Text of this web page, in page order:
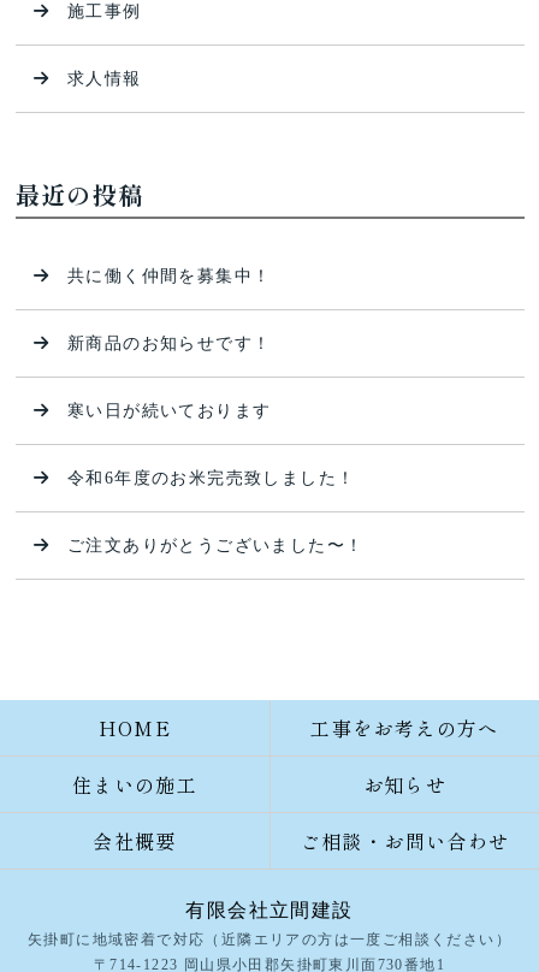
施工事例
求人情報
最近の投稿
共に働く仲間を募集中！
新商品のお知らせです！
寒い日が続いております
令和6年度のお米完売致しました！
ご注文ありがとうございました〜！
HOME
工事をお考えの方へ
住まいの施工
お知らせ
会社概要
ご相談・お問い合わせ
有限会社立間建設
矢掛町に地域密着で対応（近隣エリアの方は一度ご相談ください）
〒714-1223 岡山県小田郡矢掛町東川面730番地1